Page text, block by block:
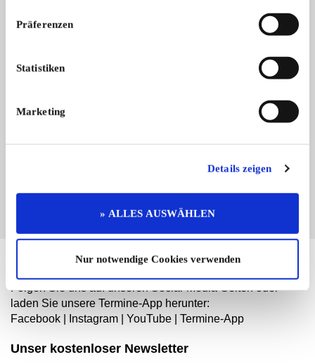
Präferenzen
Statistiken
Marketing
Details zeigen
» ALLES AUSWÄHLEN
Nur notwendige Cookies verwenden
Branchenbuch-Eintrag übernehmen
jetzt diesen Branchenbuch-Eintrag um ihn zu
Hier finden Sie mehr von OLDTIMER MARKT
Folgen Sie uns auf unseren Social-Media-Seiten oder
laden Sie unsere Termine-App herunter:
Facebook
Instagram YouTube Termine-App
Unser kostenloser Newsletter